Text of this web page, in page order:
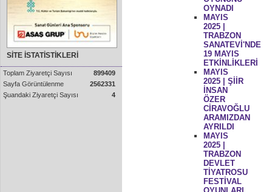
SİTE İSTATİSTİKLERİ
Toplam Ziyaretçi Sayısı
899409
Sayfa Görüntülenme
2562331
Şuandaki Ziyaretçi Sayısı
4
OYNADI
MAYIS
2025 |
TRABZON
SANATEVİ'NDE
19 MAYIS
ETKİNLİKLERİ
MAYIS
2025 | ŞİİR
İNSAN
ÖZER
CİRAVOĞLU
ARAMIZDAN
AYRILDI
MAYIS
2025 |
TRABZON
DEVLET
TİYATROSU
FESTİVAL